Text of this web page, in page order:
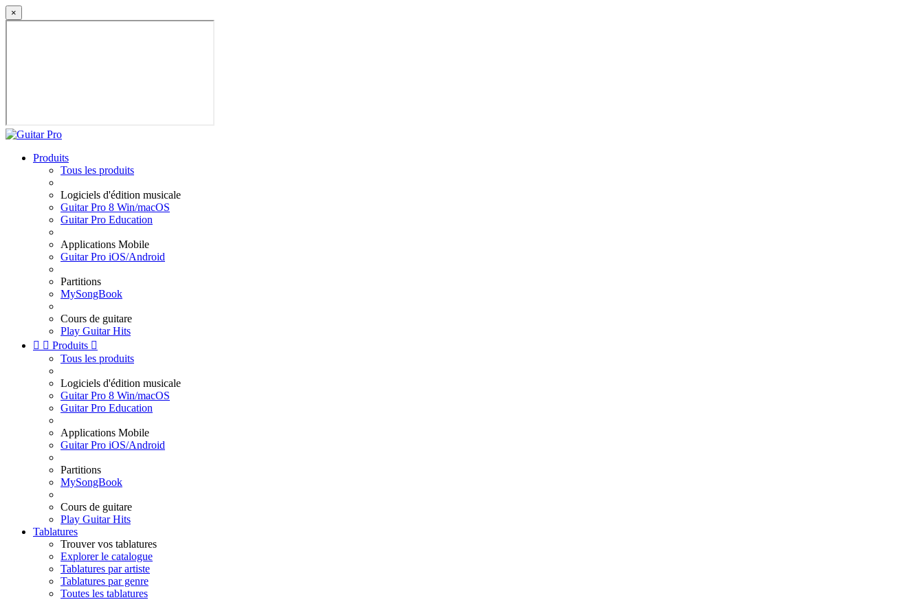
×
Produits
Tous les produits
Logiciels d'édition musicale
Guitar Pro 8 Win/macOS
Guitar Pro Education
Applications Mobile
Guitar Pro iOS/Android
Partitions
MySongBook
Cours de guitare
Play Guitar Hits
  Produits 
Tous les produits
Logiciels d'édition musicale
Guitar Pro 8 Win/macOS
Guitar Pro Education
Applications Mobile
Guitar Pro iOS/Android
Partitions
MySongBook
Cours de guitare
Play Guitar Hits
Tablatures
Trouver vos tablatures
Explorer le catalogue
Tablatures par artiste
Tablatures par genre
Toutes les tablatures